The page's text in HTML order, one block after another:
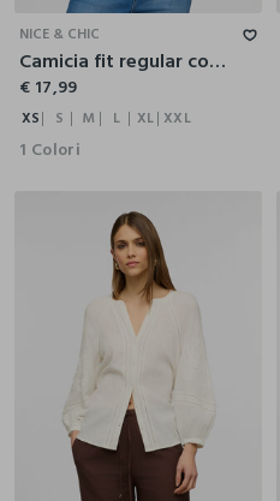
NICE & CHIC
Camicia fit regular con colletto alla francese in puro cotone voile donna
€ 17,99
XS S M L XL XXL
1 Colori